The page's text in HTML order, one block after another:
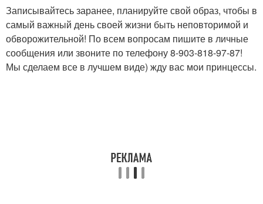
Записывайтесь заранее, планируйте свой образ, чтобы в
самый важный день своей жизни быть неповторимой и
обворожительной! По всем вопросам пишите в личные
сообщения или звоните по телефону 8-903-818-97-87!
Мы сделаем все в лучшем виде) жду вас мои принцессы.